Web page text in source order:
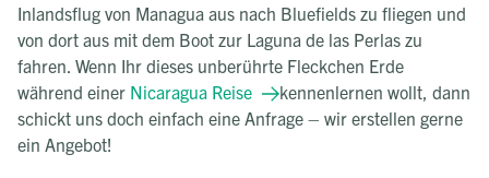
Inlandsflug von Managua aus nach Bluefields zu fliegen und
von dort aus mit dem Boot zur Laguna de las Perlas zu
fahren. Wenn Ihr dieses unberührte Fleckchen Erde
während einer Nicaragua Reise
kennenlernen wollt, dann
schickt uns doch einfach eine Anfrage – wir erstellen gerne
ein Angebot!